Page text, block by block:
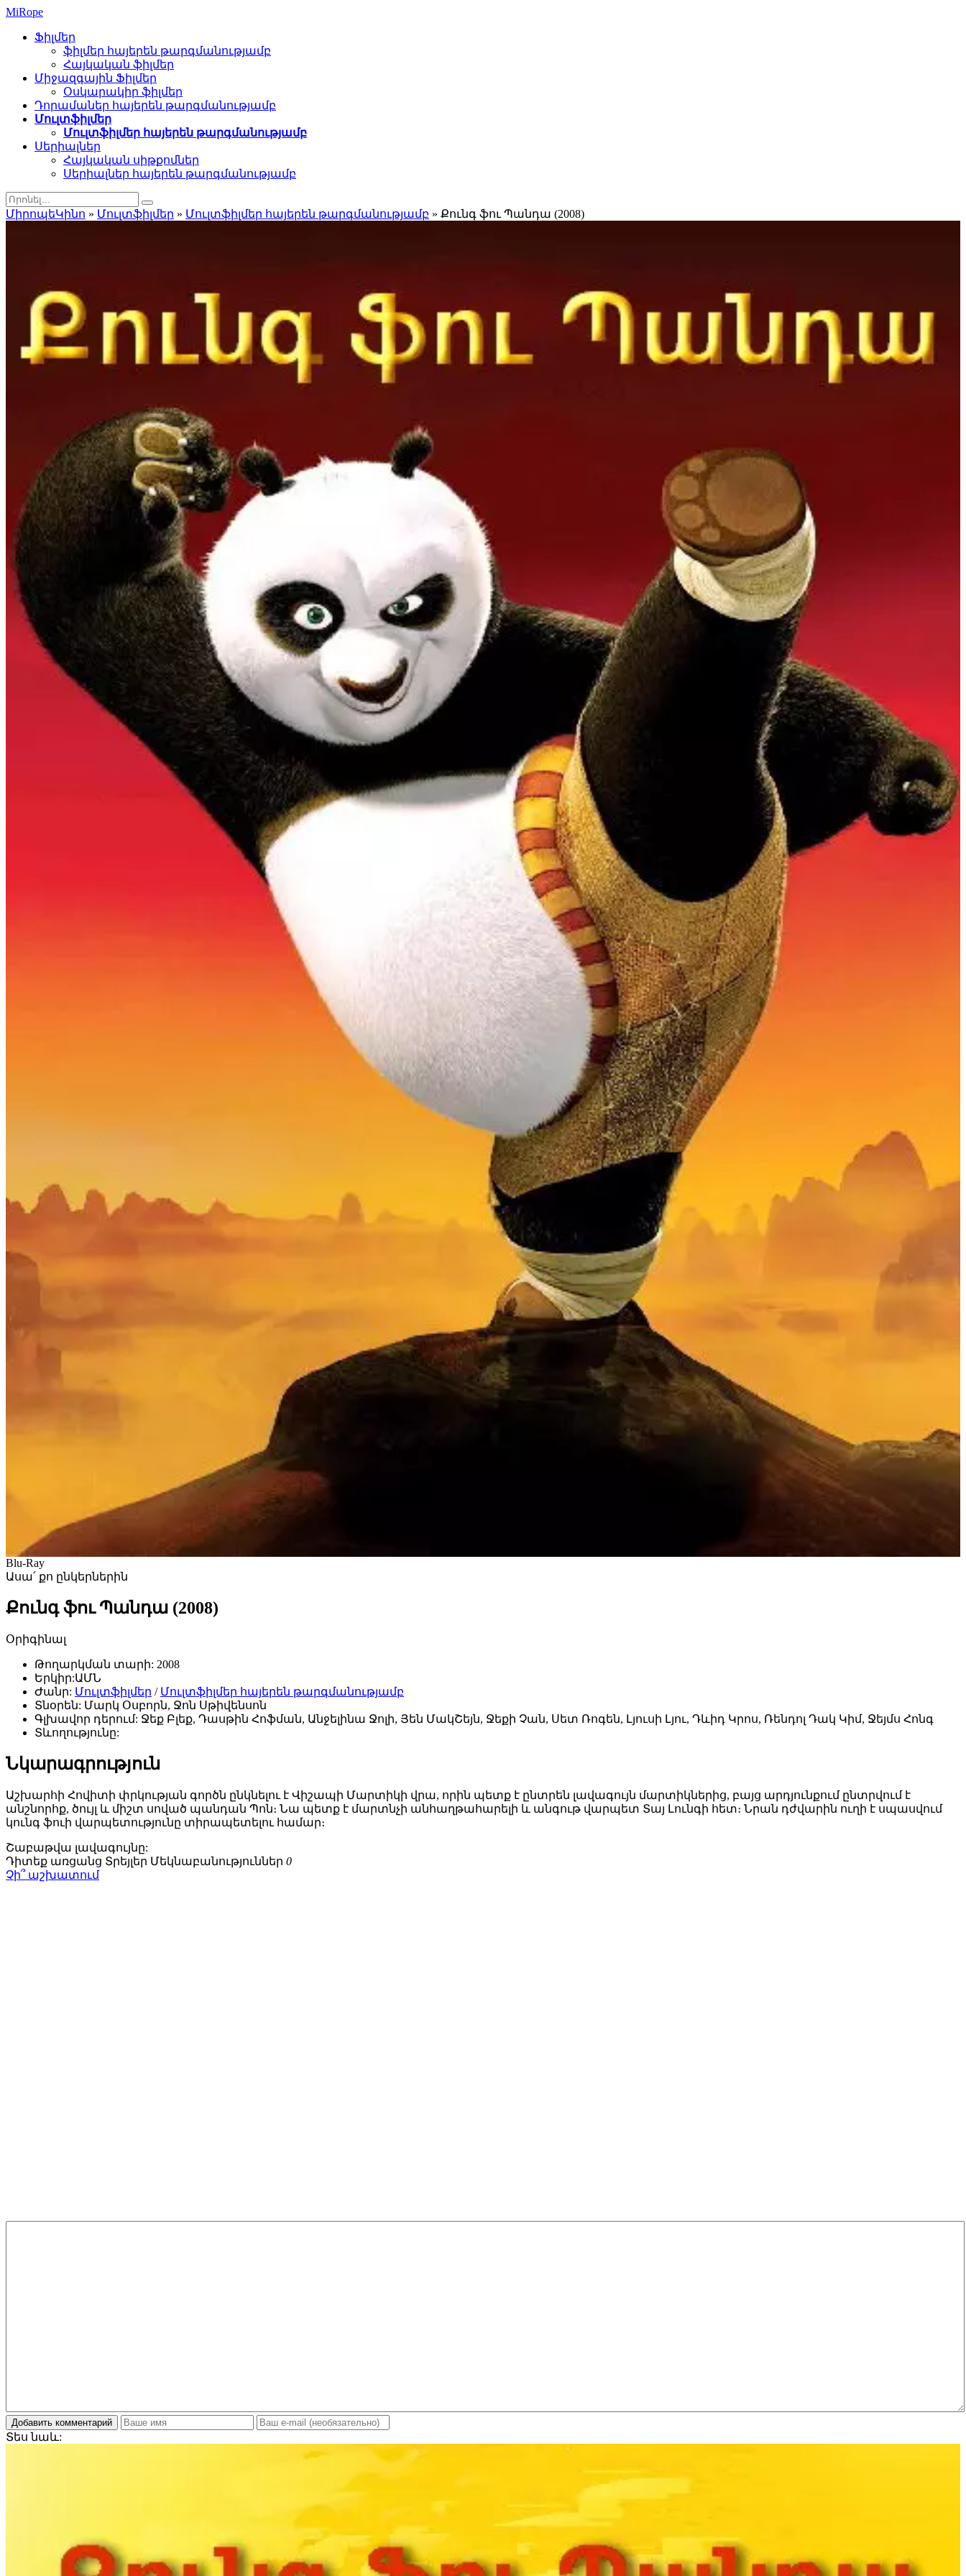
MiRope
Ֆիլմեր
ֆիլմեր հայերեն թարգմանությամբ
Հայկական ֆիլմեր
Միջազգային Ֆիլմեր
Օսկարակիր ֆիլմեր
Դորամաներ հայերեն թարգմանությամբ
Մուլտֆիլմեր
Մուլտֆիլմեր հայերեն թարգմանությամբ
Սերիալներ
Հայկական սիթքոմներ
Սերիալներ հայերեն թարգմանությամբ
ՄիրոպեԿինո » Մուլտֆիլմեր » Մուլտֆիլմեր հայերեն թարգմանությամբ » Քունգ ֆու Պանդա (2008)
Blu-Ray
Ասա՛ քո ընկերներին
Քունգ ֆու Պանդա (2008)
Օրիգինալ
Թողարկման տարի: 2008
Երկիր:ԱՄՆ
Ժանր: Մուլտֆիլմեր / Մուլտֆիլմեր հայերեն թարգմանությամբ
Տնօրեն: Մարկ Օսբորն, Ջոն Սթիվենսոն
Գլխավոր դերում: Ջեք Բլեք, Դասթին Հոֆման, Անջելինա Ջոլի, Յեն ՄակՇեյն, Ջեքի Չան, Սետ Ռոգեն, Լյուսի Լյու, Դևիդ Կրոս, Ռենդոլ Դակ Կիմ, Ջեյմս Հոնգ
Տևողությունը:
Նկարագրություն
Աշխարհի Հովիտի փրկության գործն ընկնելու է Վիշապի Մարտիկի վրա, որին պետք է ընտրեն լավագույն մարտիկներից, բայց արդյունքում ընտրվում է
անշնորհք, ծույլ և միշտ սոված պանդան Պոն։ Նա պետք է մարտնչի անհաղթահարելի և անգութ վարպետ Տայ Լունգի հետ։ Նրան դժվարին ուղի է սպասվում
կունգ ֆուի վարպետությունը տիրապետելու համար։
Շաբաթվա լավագույնը:
Դիտեք առցանց Տրեյլեր Մեկնաբանություններ 0
Չի՞ աշխատում
Добавить комментарий
Տեսնաև: